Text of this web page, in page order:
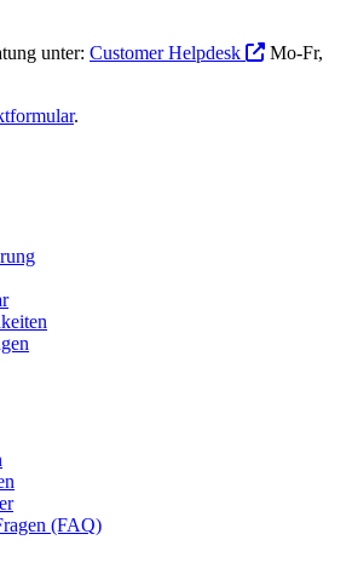
unter: Customer Helpdesk
Mo-Fr,
.
(FAQ)